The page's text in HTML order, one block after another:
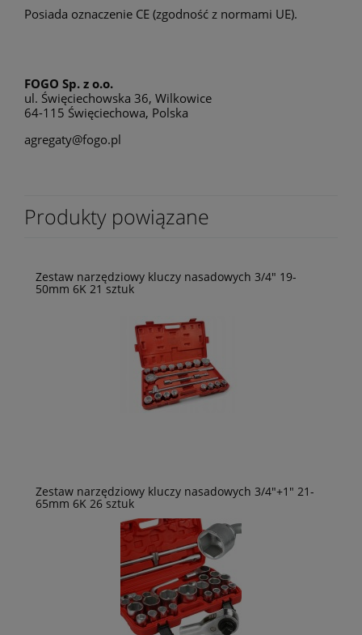
Posiada oznaczenie CE (zgodność z normami UE).
FOGO Sp. z o.o.
ul. Święciechowska 36, Wilkowice
64-115 Święciechowa, Polska
agregaty@fogo.pl
Produkty powiązane
Zestaw narzędziowy kluczy nasadowych 3/4" 19-
50mm 6K 21 sztuk
Zestaw narzędziowy kluczy nasadowych 3/4"+1" 21-
65mm 6K 26 sztuk